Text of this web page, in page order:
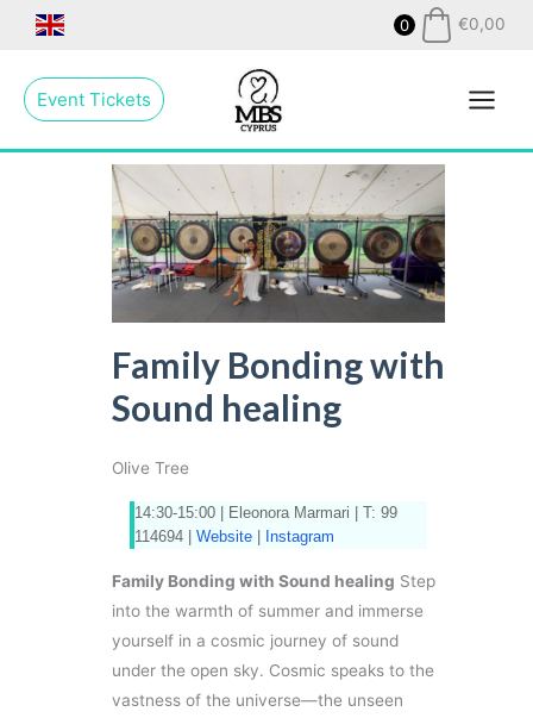
0 €0,00
Event Tickets
Menu
Family Bonding with
Sound healing
Olive Tree
14:30-15:00 |
Eleonora Marmari | T: 99
114694 | Website Instagram
Family Bonding with Sound healing Step
into the warmth of summer and immerse
yourself in a cosmic journey of sound
under the open sky. Cosmic speaks to the
vastness of the universe—the unseen